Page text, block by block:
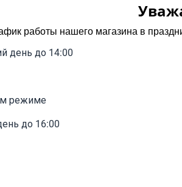
работы нашего магазина в
день до 14:00
режиме
до 16:00